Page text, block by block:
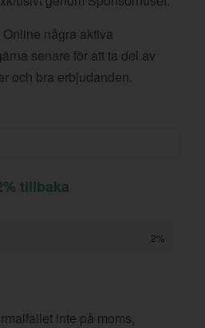
några aktiva
senare för att ta del av
och bra erbjudanden.
tillbaka
2%
inte på moms,